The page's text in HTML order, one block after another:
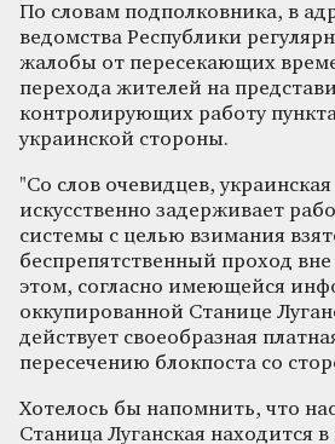
По словам подполковника, в
ведомства Республики
жалобы от пересекающих
перехода жителей на
контролирующих работу
украинской стороны.
"Со слов очевидцев,
искусственно задерживает
системы с целью взимания
беспрепятственный проход
этом, согласно имеющейся
оккупированной Станице
действует своеобразная
пересечению блокпоста со
Хотелось бы напомнить, что
Станица Луганская находится